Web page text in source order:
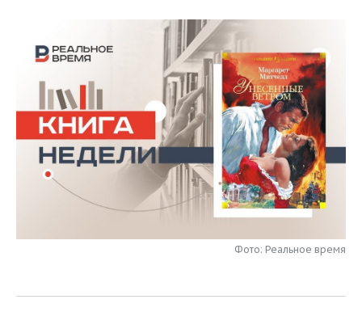
КОМУ ПРИНАДЛЕЖАТ
ТОРГОВЫЕ ЦЕНТРЫ
ТАТАРСТАНА
БЮДЖЕТ
ИНВЕСТИЦИИ
МАШИНОСТРОЕНИЕ
НЕФТЕХИМИЯ
НЕФТЬ
НОВОСТИ НЕДВИЖИМОСТИ
НОВОСТИ АВТО
БИЗНЕС
НОВОСТИ БИЗНЕСА
РОЗНИЧНАЯ ТОРГОВЛЯ
ТРАНСПОРТ
ТЕХНОЛОГИИ
НОВОСТИ ТЕХНОЛОГИЙ
МЕРОПРИЯТИЯ
НОВОСТИ МЕРОПРИЯТИЙ
ВЫЕЗДНАЯ РЕДАКЦИЯ
СПОРТ
НОВОСТИ СПОРТА
Фото: Реальное время